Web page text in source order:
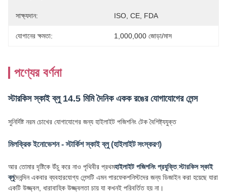
সাক্ষ্যদান: ISO, CE, FDA
যোগানের ক্ষমতা: 1,000,000 জোড়া/মাস
পণ্যের বর্ণনা
স্টারকিস স্কাই ব্লু 14.5 মিমি দৈনিক একক রঙের যোগাযোগের লেন্স
সুনির্দিষ্ট নরম চোখের যোগাযোগের জন্য হাইলাইট পজিশনিং টেক বৈশিষ্ট্যযুক্ত
মিলক্রিক ইনোভেশন - স্টার্কিশ স্কাই ব্লু (হাইলাইট সংস্করণ)
আর তোমার দৃষ্টিকে উঁচু করে নাও পৃথিবীর প্রথমহাইলাইট পজিশনিং প্রযুক্তি.স্টারকিস স্কাই
ব্লুদৈনন্দিন একবার ব্যবহারযোগ্য লেন্সটি এমন পারফেকশনিস্টদের জন্য ডিজাইন করা হয়েছে যারা
একটি উজ্জ্বল, ধারাবাহিক উজ্জ্বলতা চায় যা কখনই পরিবর্তিত হয় না।